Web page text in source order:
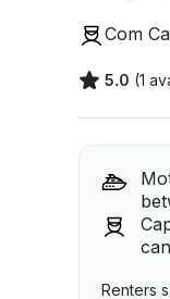
Com
5.0 (1
Renters